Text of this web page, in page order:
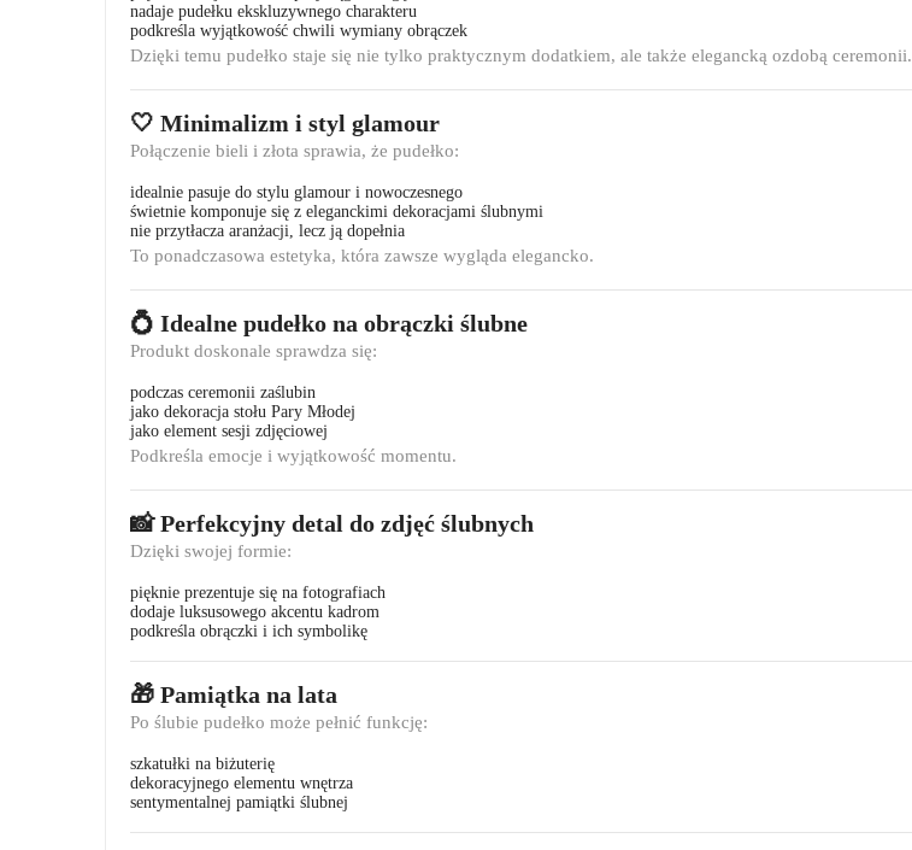
nadaje pudełku ekskluzywnego charakteru
podkreśla wyjątkowość chwili wymiany obrączek
Dzięki temu pudełko staje się nie tylko praktycznym dodatkiem, ale także elegancką ozdobą ceremonii.
🤍 Minimalizm i styl glamour
Połączenie bieli i złota sprawia, że pudełko:
idealnie pasuje do stylu glamour i nowoczesnego
świetnie komponuje się z eleganckimi dekoracjami ślubnymi
nie przytłacza aranżacji, lecz ją dopełnia
To ponadczasowa estetyka, która zawsze wygląda elegancko.
💍 Idealne pudełko na obrączki ślubne
Produkt doskonale sprawdza się:
podczas ceremonii zaślubin
jako dekoracja stołu Pary Młodej
jako element sesji zdjęciowej
Podkreśla emocje i wyjątkowość momentu.
📸 Perfekcyjny detal do zdjęć ślubnych
Dzięki swojej formie:
pięknie prezentuje się na fotografiach
dodaje luksusowego akcentu kadrom
podkreśla obrączki i ich symbolikę
🎁 Pamiątka na lata
Po ślubie pudełko może pełnić funkcję:
szkatułki na biżuterię
dekoracyjnego elementu wnętrza
sentymentalnej pamiątki ślubnej